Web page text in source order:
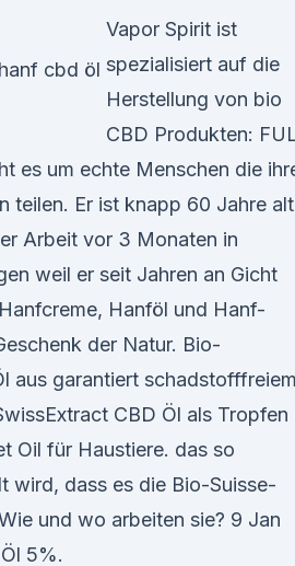
Vapor Spirit ist
spezialisiert auf die
Herstellung von bio
CBD Produkten:
es um echte Menschen die
teilen. Er ist knapp 60 Jahre
Arbeit vor 3 Monaten in
weil er seit Jahren an Gicht
Hanföl und Hanf-
der Natur. Bio-
aus garantiert schadstofffreiem
CBD Öl als Tropfen
Oil für Haustiere. das so
wird, dass es die Bio-Suisse-
und wo arbeiten sie? 9 Jan
5%.